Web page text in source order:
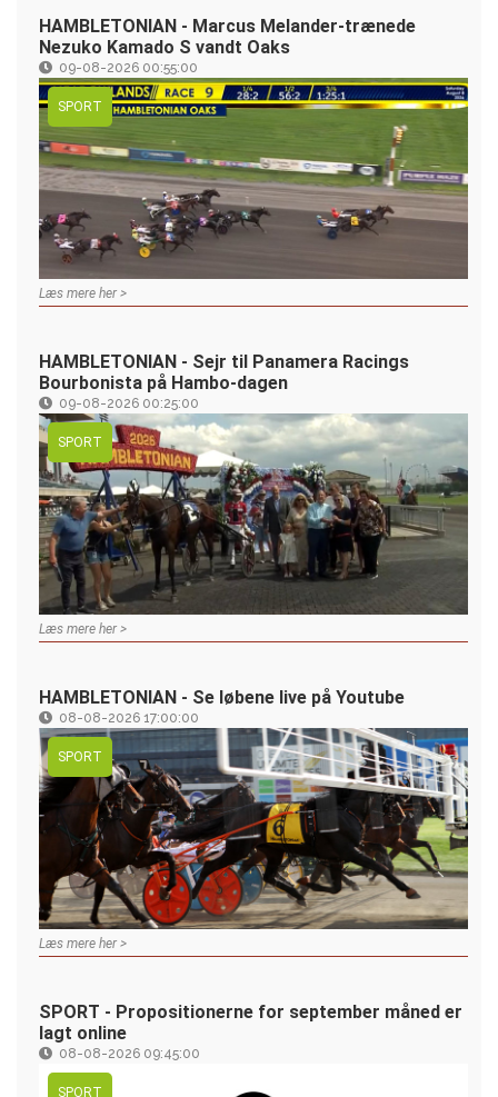
HAMBLETONIAN - Marcus Melander-trænede
Nezuko Kamado S vandt Oaks
09-08-2026 00:55:00
SPORT
Læs mere her >
HAMBLETONIAN - Sejr til Panamera Racings
Bourbonista på Hambo-dagen
09-08-2026 00:25:00
SPORT
Læs mere her >
HAMBLETONIAN - Se løbene live på Youtube
08-08-2026 17:00:00
SPORT
Læs mere her >
SPORT - Propositionerne for september måned er
lagt online
08-08-2026 09:45:00
SPORT